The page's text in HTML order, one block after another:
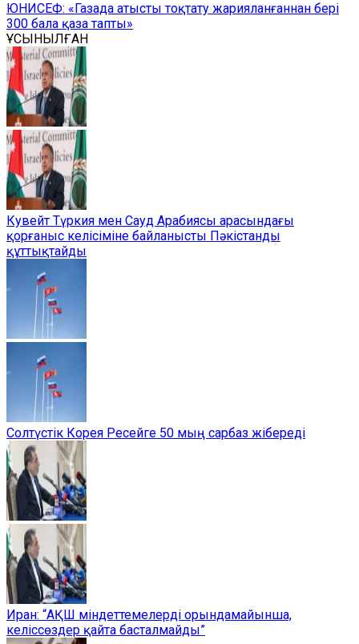
ЮНИСЕФ: «Газада атысты тоқтату жарияланғаннан бері
300 бала қаза тапты»
ҰСЫНЫЛҒАН
Кувейт Түркия мен Сауд Арабиясы арасындағы
қорғаныс келісіміне байланысты Пәкістанды
құттықтайды
Солтүстік Корея Ресейге 50 мың сарбаз жібереді
Иран: “АҚШ міндеттемелерді орындамайынша,
келіссөздер қайта басталмайды”